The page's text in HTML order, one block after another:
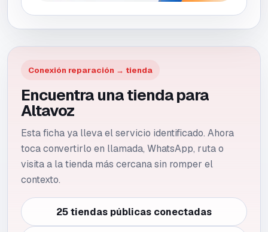
Conexión reparación → tienda
Encuentra una tienda para
Altavoz
Esta ficha ya lleva el servicio identificado. Ahora
toca convertirlo en llamada, WhatsApp, ruta o
visita a la tienda más cercana sin romper el
contexto.
25 tiendas públicas conectadas